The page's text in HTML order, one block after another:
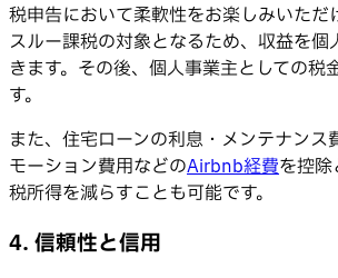
税申告において柔軟性をお楽しみいただ
スルー課税の対象となるため、収益を個
きます。その後、個人事業主としての税
す。
また、住宅ローンの利息・メンテナンス
モーション費用などのAirbnb経費を控
税所得を減らすことも可能です。
4. 信頼性と信用